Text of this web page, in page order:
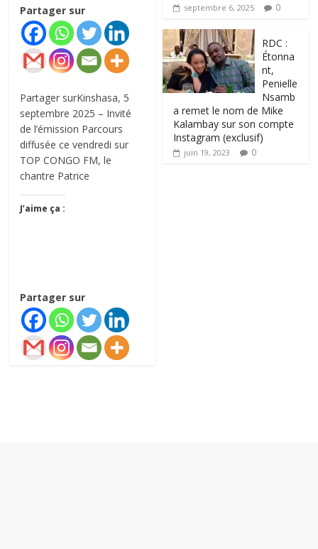
Partager sur
Partager surKinshasa, 5
septembre 2025 – Invité
de l’émission Parcours
diffusée ce vendredi sur
TOP CONGO FM, le
chantre Patrice
J’aime ça :
Partager sur
septembre 6, 2025 0
RDC :
Étonna
nt,
Penielle
Nsamb
a remet le nom de Mike
Kalambay sur son compte
Instagram (exclusif)
juin 19, 2023 0